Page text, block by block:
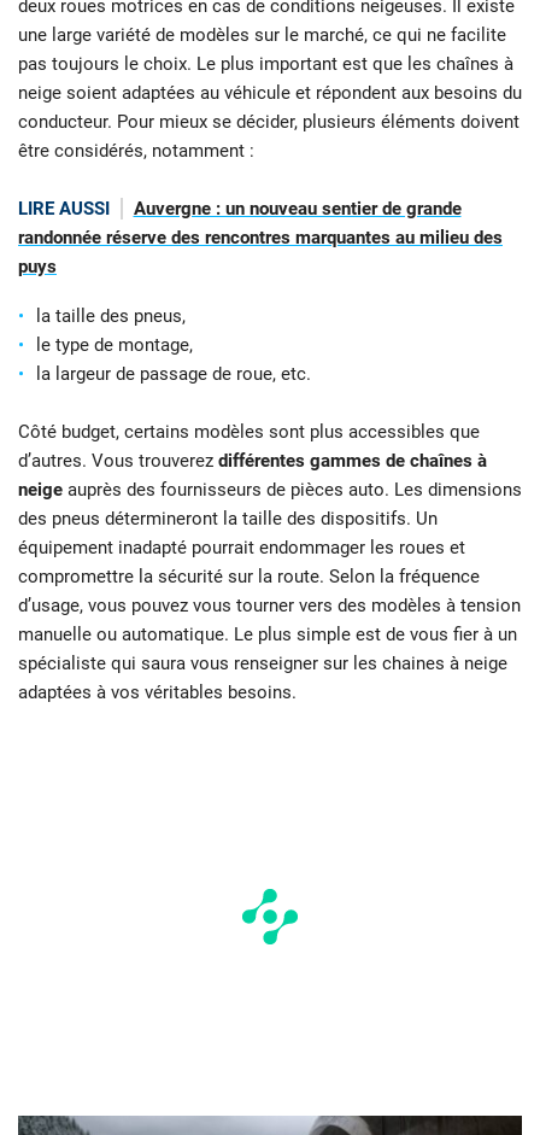
deux roues motrices en cas de conditions neigeuses. Il existe
une large variété de modèles sur le marché, ce qui ne facilite
pas toujours le choix. Le plus important est que les chaînes à
neige soient adaptées au véhicule et répondent aux besoins du
conducteur. Pour mieux se décider, plusieurs éléments doivent
être considérés, notamment :
LIRE AUSSI
Auvergne : un nouveau sentier de grande
randonnée réserve des rencontres marquantes au milieu des
puys
la taille des pneus,
le type de montage,
la largeur de passage de roue, etc.
Côté budget, certains modèles sont plus accessibles que
d’autres. Vous trouverez différentes gammes de chaînes à
neige auprès des fournisseurs de pièces auto. Les dimensions
des pneus détermineront la taille des dispositifs. Un
équipement inadapté pourrait endommager les roues et
compromettre la sécurité sur la route. Selon la fréquence
d’usage, vous pouvez vous tourner vers des modèles à tension
manuelle ou automatique. Le plus simple est de vous fier à un
spécialiste qui saura vous renseigner sur les chaines à neige
adaptées à vos véritables besoins.